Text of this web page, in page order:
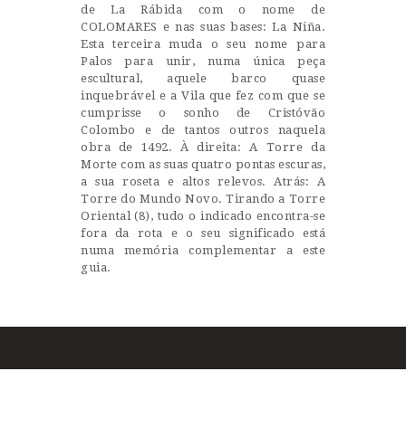
de La Rábida com o nome de
COLOMARES e nas suas bases: La Niña.
Esta terceira muda o seu nome para
Palos para unir, numa única peça
escultural, aquele barco quase
inquebrável e a Vila que fez com que se
cumprisse o sonho de Cristóvão
Colombo e de tantos outros naquela
obra de 1492. À direita: A Torre da
Morte com as suas quatro pontas escuras,
a sua roseta e altos relevos. Atrás: A
Torre do Mundo Novo. Tirando a Torre
Oriental (8), tudo o indicado encontra-se
fora da rota e o seu significado está
numa memória complementar a este
guia.